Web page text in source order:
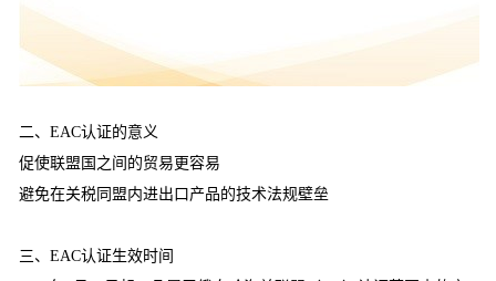
二、EAC认证的意义
促使联盟国之间的贸易更容易
避免在关税同盟内进出口产品的技术法规壁垒
三、EAC认证生效时间